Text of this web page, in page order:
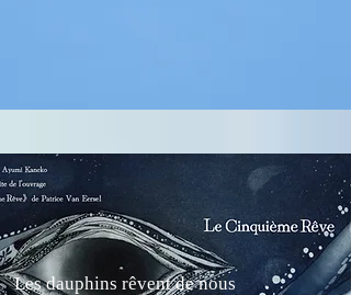
Les dauphins rêvent de nous